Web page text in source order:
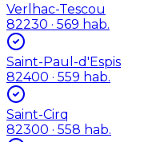
Verlhac-Tescou
82230 · 569 hab.
Saint-Paul-d'Espis
82400 · 559 hab.
Saint-Cirq
82300 · 558 hab.